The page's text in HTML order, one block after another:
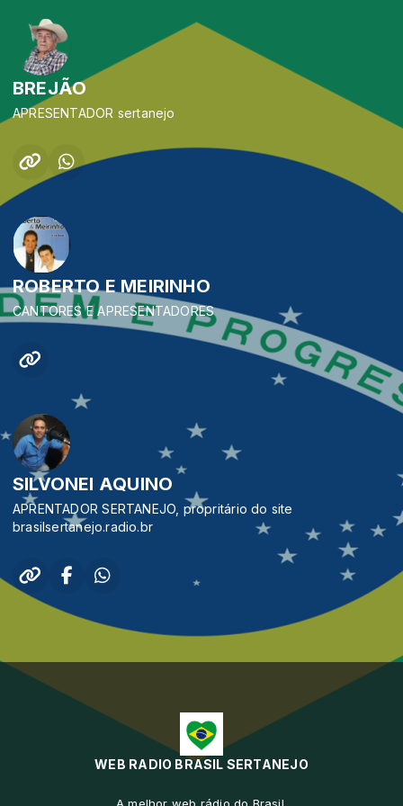
BREJÃO
APRESENTADOR sertanejo
ROBERTO E MEIRINHO
CANTORES E APRESENTADORES
SILVONEI AQUINO
APRENTADOR SERTANEJO, propritário do site
brasilsertanejo.radio.br
WEB RADIO BRASIL SERTANEJO